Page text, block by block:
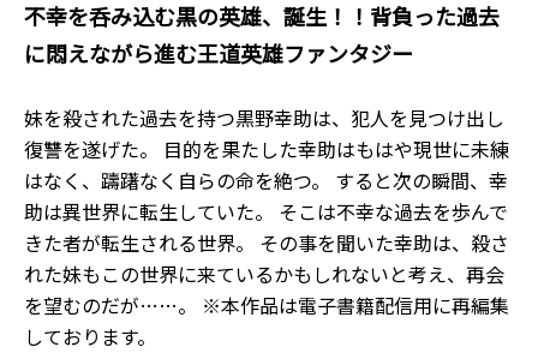
不幸を呑み込む黒の英雄、誕生！！背負った過去
に悶えながら進む王道英雄ファンタジー
妹を殺された過去を持つ黒野幸助は、犯人を見つけ出し
復讐を遂げた。 目的を果たした幸助はもはや現世に未練
はなく、躊躇なく自らの命を絶つ。 すると次の瞬間、幸
助は異世界に転生していた。 そこは不幸な過去を歩んで
きた者が転生される世界。 その事を聞いた幸助は、殺さ
れた妹もこの世界に来ているかもしれないと考え、再会
を望むのだが……。 ※本作品は電子書籍配信用に再編集
しております。